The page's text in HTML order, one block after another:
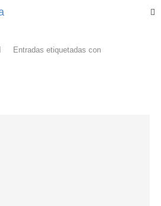
Entradas etiquetadas con